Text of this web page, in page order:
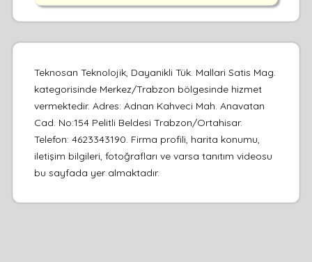
Teknosan Teknolojik, Dayanikli Tük. Mallari Satis Mag.
kategorisinde Merkez/Trabzon bölgesinde hizmet
vermektedir. Adres: Adnan Kahveci Mah. Anavatan
Cad. No:154 Pelitli Beldesi Trabzon/Ortahisar.
Telefon: 4623343190. Firma profili, harita konumu,
iletişim bilgileri, fotoğrafları ve varsa tanıtım videosu
bu sayfada yer almaktadır.